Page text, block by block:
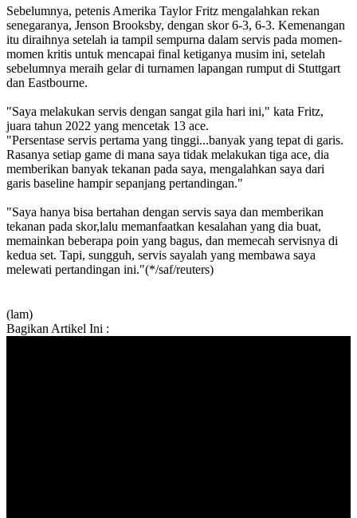
Sebelumnya, petenis Amerika Taylor Fritz mengalahkan rekan
senegaranya, Jenson Brooksby, dengan skor 6-3, 6-3. Kemenangan
itu diraihnya setelah ia tampil sempurna dalam servis pada momen-
momen kritis untuk mencapai final ketiganya musim ini, setelah
sebelumnya meraih gelar di turnamen lapangan rumput di Stuttgart
dan Eastbourne.
"Saya melakukan servis dengan sangat gila hari ini," kata Fritz,
juara tahun 2022 yang mencetak 13 ace.
"Persentase servis pertama yang tinggi...banyak yang tepat di garis.
Rasanya setiap game di mana saya tidak melakukan tiga ace, dia
memberikan banyak tekanan pada saya, mengalahkan saya dari
garis baseline hampir sepanjang pertandingan."
"Saya hanya bisa bertahan dengan servis saya dan memberikan
tekanan pada skor,lalu memanfaatkan kesalahan yang dia buat,
memainkan beberapa poin yang bagus, dan memecah servisnya di
kedua set. Tapi, sungguh, servis sayalah yang membawa saya
melewati pertandingan ini."(*/saf/reuters)
(lam)
Bagikan Artikel Ini :